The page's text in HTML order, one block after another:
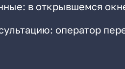
в открывшемся
оператор